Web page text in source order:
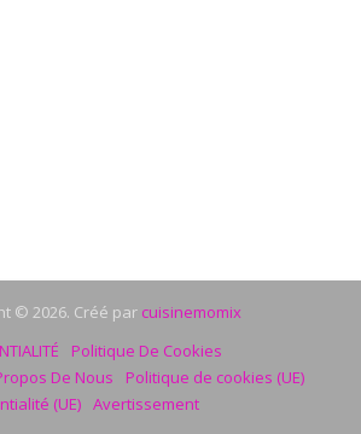
© 2026. Créé par cuisinemomix
Politique De Cookies
De Nous
Politique de cookies (UE)
(UE) Avertissement